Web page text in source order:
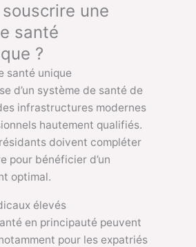
une
santé
?
santé unique
d’un système de santé de
infrastructures modernes
hautement qualifiés.
doivent compléter
pour bénéficier d’un
optimal.
élevés
en principauté peuvent
pour les expatriés